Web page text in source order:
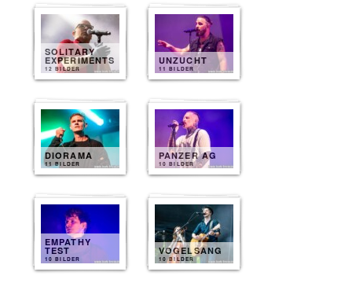
SOLITARY
EXPERIMENTS
12 BILDER
UNZUCHT
11 BILDER
DIORAMA
11 BILDER
PANZER AG
10 BILDER
EMPATHY
TEST
10 BILDER
VOGELSANG
10 BILDER